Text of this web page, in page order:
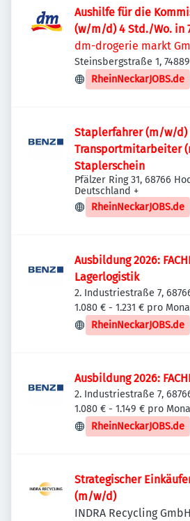
Aushilfe für die
(w/m/d) 4 Std./Wo. in
dm-drogerie markt
Steinsbergstraße 1,
Deutschland
RheinNeckarJOBS.de
Staplerfahrer (m/w/d)
Transportmitarbeiter
Staplerschein
Pfälzer Ring 31, 68766
Deutschland +
RheinNeckarJOBS.de
Ausbildung 2026:
Lagerlogistik
2. Industriestraße 7,
Deutschland
1.080 € - 1.231 € pro
RheinNeckarJOBS.de
Ausbildung 2026:
2. Industriestraße 7,
Deutschland
1.080 € - 1.149 € pro
RheinNeckarJOBS.de
Strategischer
(m/w/d)
INDRA Recycling GmbH